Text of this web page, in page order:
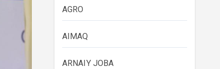
AGRO
AIMAQ
ARNAIY JOBA